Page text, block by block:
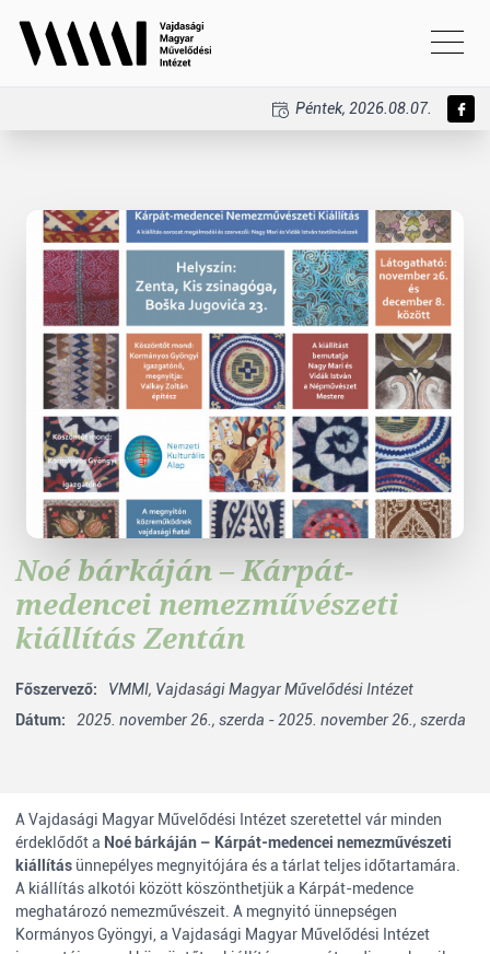
Péntek, 2026.08.07.
Noé bárkáján – Kárpát-
medencei nemezművészeti
kiállítás Zentán
Főszervező: VMMI, Vajdasági Magyar Művelődési Intézet
Dátum:
2025. november 26., szerda - 2025. november 26., szerda
A Vajdasági Magyar Művelődési Intézet szeretettel vár minden
érdeklődőt a Noé bárkáján – Kárpát-medencei nemezművészeti
kiállítás ünnepélyes megnyitójára és a tárlat teljes időtartamára.
A kiállítás alkotói között köszönthetjük a Kárpát-medence
meghatározó nemezművészeit. A megnyitó ünnepségen
Kormányos Gyöngyi, a Vajdasági Magyar Művelődési Intézet